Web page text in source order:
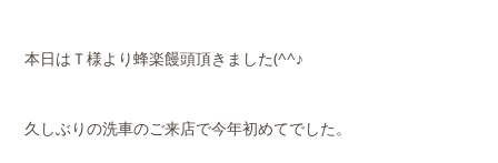
本日はＴ様より蜂楽饅頭頂きました(^^♪
久しぶりの洗車のご来店で今年初めてでした。